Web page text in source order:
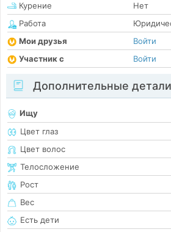
Курение
Нет
Работа
Мои друзья
Войти
Участник с
Войти
Дополнительные детали
Ищу
Цвет глаз
Цвет волос
Телосложение
Рост
Вес
Есть дети